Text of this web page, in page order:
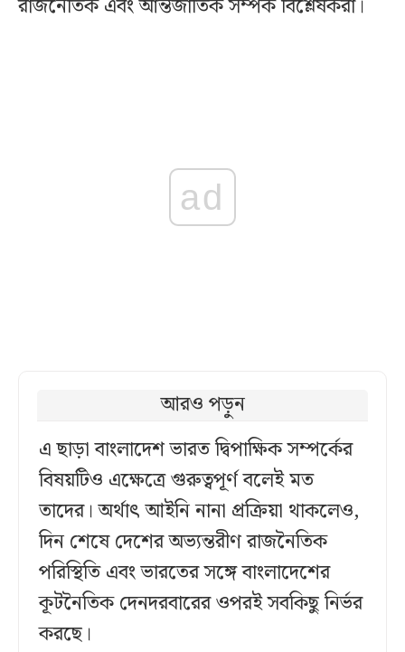
রাজনৈতিক এবং আন্তর্জাতিক সম্পর্ক বিশ্লেষকরা।
ad
আরও পড়ুন
এ ছাড়া বাংলাদেশ ভারত দ্বিপাক্ষিক সম্পর্কের
বিষয়টিও এক্ষেত্রে গুরুত্বপূর্ণ বলেই মত
তাদের। অর্থাৎ আইনি নানা প্রক্রিয়া থাকলেও,
দিন শেষে দেশের অভ্যন্তরীণ রাজনৈতিক
পরিস্থিতি এবং ভারতের সঙ্গে বাংলাদেশের
কূটনৈতিক দেনদরবারের ওপরই সবকিছু নির্ভর
করছে।